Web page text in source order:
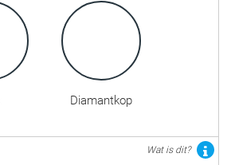
Diamantkop
Wat is dit?